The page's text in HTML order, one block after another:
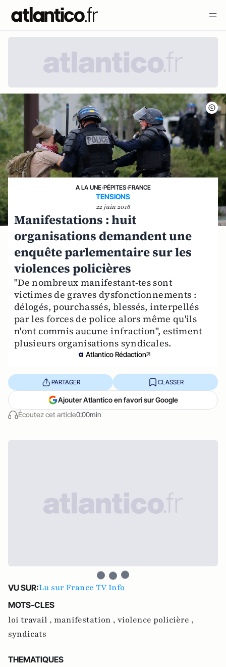
A LA UNE›PÉPITES›FRANCE
TENSIONS
22 juin 2016
Manifestations : huit
organisations demandent une
enquête parlementaire sur les
violences policières
"De nombreux manifestant-tes sont
victimes de graves dysfonctionnements :
délogés, pourchassés, blessés, interpellés
par les forces de police alors même qu'ils
n'ont commis aucune infraction", estiment
plusieurs organisations syndicales.
Atlantico Rédaction
Écoutez cet article0:00min
PARTAGER CLASSER
Ajouter Atlantico en favori sur Google
VU SUR:Lu sur France TV Info
MOTS-CLES
loi travail , manifestation , violence policière ,
syndicats
THEMATIQUES